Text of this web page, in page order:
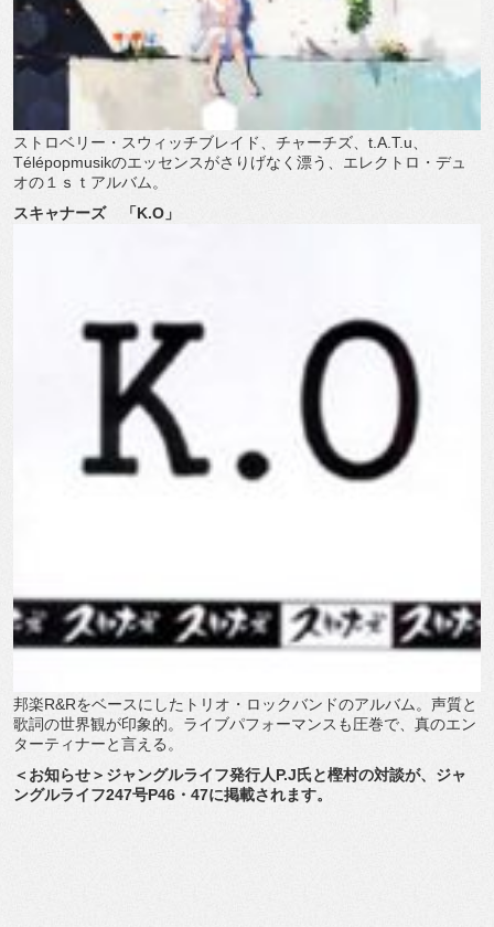
ストロベリー・スウィッチブレイド、チャーチズ、t.A.T.u、
Télépopmusikのエッセンスがさりげなく漂う、エレクトロ・デュ
オの１ｓｔアルバム。
スキャナーズ 「K.O」
邦楽R&Rをベースにしたトリオ・ロックバンドのアルバム。声質と
歌詞の世界観が印象的。ライブパフォーマンスも圧巻で、真のエン
ターティナーと言える。
＜お知らせ＞ジャングルライフ発行人P.J氏と樫村の対談が、ジャ
ングルライフ247号P46・47に掲載されます。